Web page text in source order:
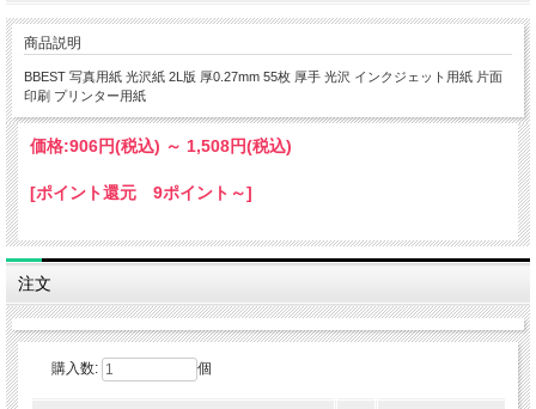
商品説明
BBEST 写真用紙 光沢紙 2L版 厚0.27mm 55枚 厚手 光沢 インクジェット用紙 片面
印刷 プリンター用紙
価格:906円(税込) ～ 1,508円(税込)
[ポイント還元 9ポイント～]
注文
購入数: 個